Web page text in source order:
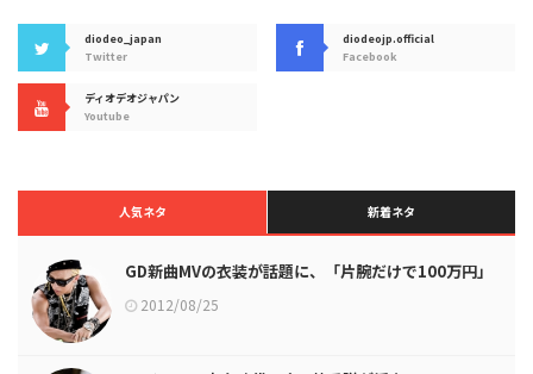
diodeo_japan
Twitter
diodeojp.official
Facebook
ディオデオジャパン
Youtube
人気ネタ 新着ネタ
GD新曲MVの衣装が話題に、「片腕だけで100万円」
2012/08/25